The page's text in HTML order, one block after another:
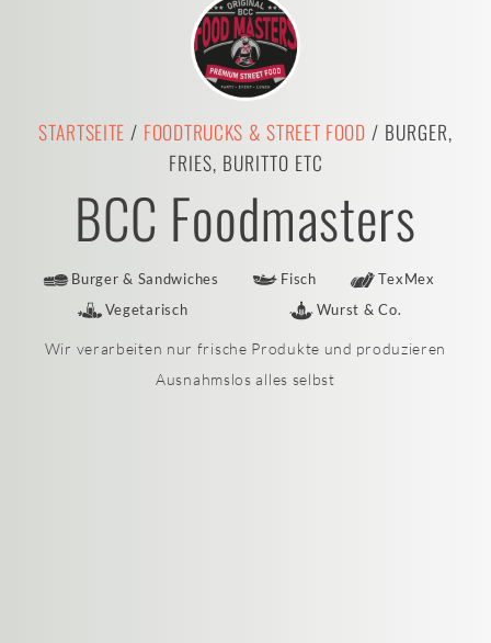
STARTSEITE / FOODTRUCKS & STREET FOOD / BURGER,
FRIES, BURITTO ETC
BCC Foodmasters
Burger & Sandwiches Fisch
TexMex
Vegetarisch
Wurst & Co.
Wir verarbeiten nur frische Produkte und produzieren
Ausnahmslos alles selbst